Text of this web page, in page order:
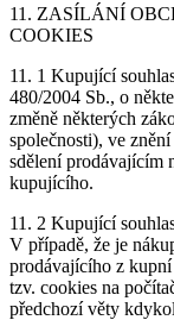
11. ZASÍLÁNÍ
COOKIES
11. 1 Kupující
480/2004 Sb., o
změně některých
společnosti), ve
sdělení prodávajícím
kupujícího.
11. 2 Kupující
V případě, že je
prodávajícího z
tzv. cookies na
předchozí věty